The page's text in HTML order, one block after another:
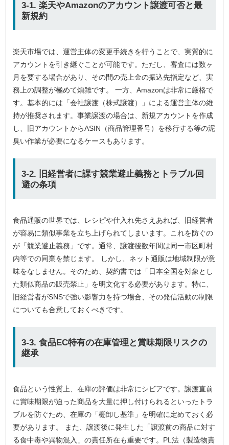
3-1. 楽天やAmazonのアカウント譲渡可否と最
新規約
楽天市場では、運営主体の変更手続きを行うことで、実質的に
アカウントを引き継ぐことが可能です。ただし、審査には数ヶ
月を要する場合があり、その間の売上金の振込先指定など、実
務上の調整が極めて煩雑です。 一方、Amazonは非常に厳格で
す。基本的には「会社譲渡（株式譲渡）」による運営主体の維
持が推奨されます。事業譲渡の場合は、新規アカウントを作成
し、旧アカウントからASIN（商品管理番号）を移行する等の泥
臭い作業が必要になるケースもあります。
3-2. 旧経営者に課す競業避止義務とトラブル回
避の条項
食品通販の世界では、レシピや仕入れ先さえあれば、旧経営者
が容易に類似事業を立ち上げられてしまいます。これを防ぐの
が「競業避止義務」です。通常、譲渡後数年間は同一市区町村
内等での同業を禁じます。 しかし、ネット通販は地域制限が意
味をなしません。そのため、契約書では「日本全国を対象とし
た類似商品の販売禁止」を明文化する必要があります。特に、
旧経営者がSNSで強い影響力を持つ場合、その発信活動の制限
についても合意しておくべきです。
3-3. 食品EC特有の在庫管理と賞味期限リスクの
継承
食品という性質上、在庫の評価は非常にシビアです。譲渡直前
に賞味期限が迫った商品を大量に押し付けられるといったトラ
ブルを防ぐため、在庫の「棚卸し基準」を明確に定めておく必
要があります。 また、譲渡後に発生した「譲渡前の商品に対す
る食中毒や異物混入」の責任所在も重要です。PL法（製造物責